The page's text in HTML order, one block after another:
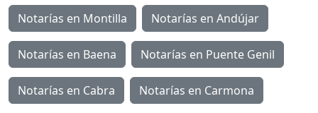
Notarías en Montilla Notarías en Andújar
Notarías en Baena Notarías en Puente Genil
Notarías en Cabra Notarías en Carmona